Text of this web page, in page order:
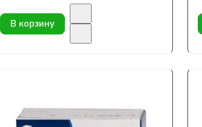
В корзину